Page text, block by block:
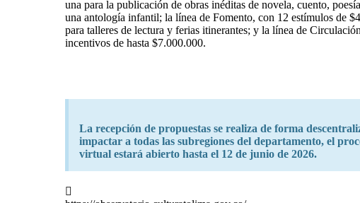
una para la publicación de obras inéditas de novela, cuento,
una antología infantil; la línea de Fomento, con 12 estímulos de
para talleres de lectura y ferias itinerantes; y la línea de
incentivos de hasta $7.000.000.
La recepción de propuestas se realiza de forma
impactar a todas las subregiones del departamento, el
virtual estará abierto hasta el 12 de junio de 2026.